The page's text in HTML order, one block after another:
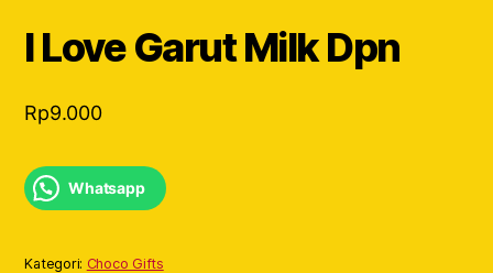
I Love Garut Milk Dpn
Rp9.000
Whatsapp
Kategori: Choco Gifts